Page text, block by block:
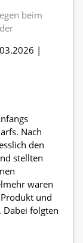
beim
|
Nach
den
stellten
waren
und
Dabei folgten